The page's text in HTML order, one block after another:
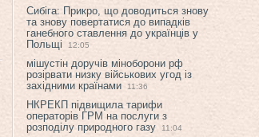
Сибіга: Прикро, що доводиться знову
та знову повертатися до випадків
ганебного ставлення до українців у
Польщі
12:05
мішустін доручів міноборони рф
розірвати низку військових угод із
західними країнами
11:36
НКРЕКП підвищила тарифи
операторів ГРМ на послуги з
розподілу природного газу
11:04